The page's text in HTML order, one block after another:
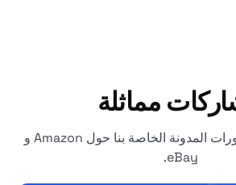
مماثلة
لا تفوت أيًا من منشورات المدونة الخاصة بنا حول Amazon و
eBay.